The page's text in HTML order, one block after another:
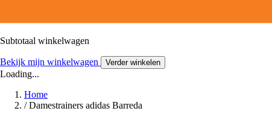
Subtotaal winkelwagen
Bekijk mijn winkelwagen Verder winkelen
Loading...
Home
/ Damestrainers adidas Barreda